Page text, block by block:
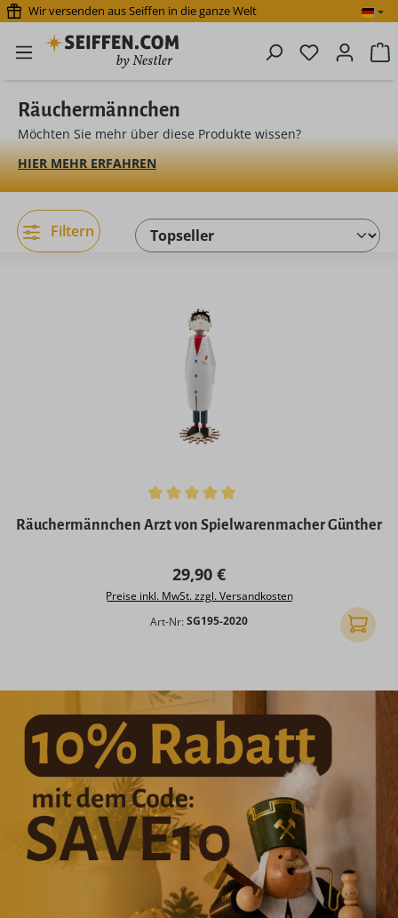
Zum Hauptinhalt springen
Wir versenden aus Seiffen in die ganze Welt
Du hast 0
Räuchermännchen
Möchten Sie mehr über diese Produkte wissen?
HIER MEHR ERFAHREN
Filtern
Durchschnittliche Bewertung von 4.98 von 5 Sternen
Räuchermännchen Arzt von Spielwarenmacher Günther
Regulärer Preis:
29,90 €
Preise inkl. MwSt. zzgl. Versandkosten
Art-Nr:SG195-2020 In den